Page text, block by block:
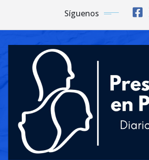
Síguenos